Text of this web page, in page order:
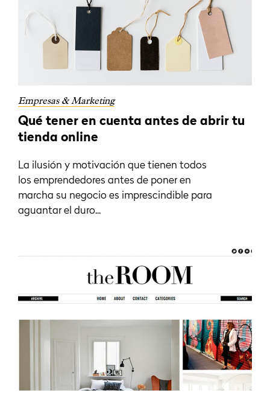
Empresas & Marketing
Qué tener en cuenta antes de abrir tu
tienda online
La ilusión y motivación que tienen todos
los emprendedores antes de poner en
marcha su negocio es imprescindible para
aguantar el duro...